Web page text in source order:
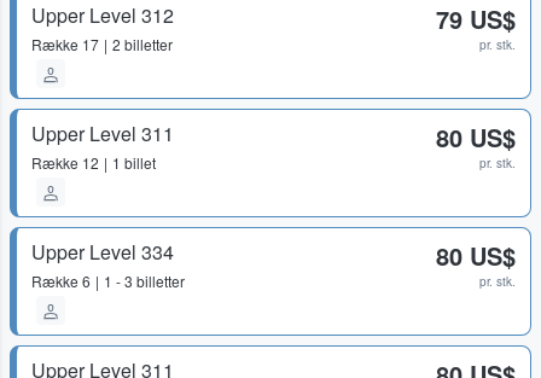
Upper Level 312
Række 17 2 billetter
79 US$
pr. stk.
Upper Level 311
Række 12 1 billet
80 US$
pr. stk.
Upper Level 334
Række 6 1 - 3 billetter
80 US$
pr. stk.
Upper Level 311